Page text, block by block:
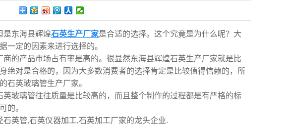
是东海县辉煌石英生产厂家是合适的选择。这个究竟是为什么呢？大
一定的因素来进行选择的。
的产品市场占有率是高的。很显然东海县辉煌石英生产厂家就是比
绝对是合格的，因为大多数消费者的选择肯定是比较值得信赖的，所
石英玻璃管生产厂家。
玻璃管往往质量是比较高的，而且整个制作的过程都是有严格的标
的。
英管,石英仪器加工,石英加工厂家的龙头企业.